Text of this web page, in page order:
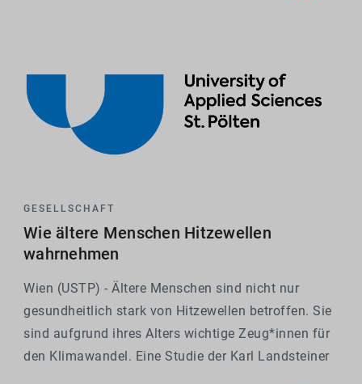
GESELLSCHAFT
Wie ältere Menschen Hitzewellen
wahrnehmen
Wien (USTP) - Ältere Menschen sind nicht nur
gesundheitlich stark von Hitzewellen betroffen. Sie
sind aufgrund ihres Alters wichtige Zeug*innen für
den Klimawandel. Eine Studie der Karl Landsteiner